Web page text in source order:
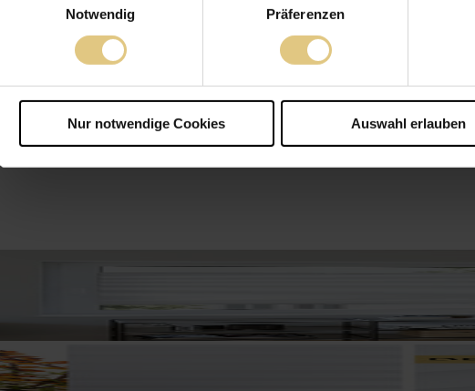
Notwendig
Präferenzen
Nur notwendige Cookies Auswahl erlauben